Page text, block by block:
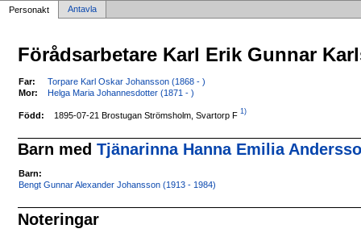
Personakt Antavla
Förådsarbetare Karl Erik Gunnar
Far:
Torpare Karl Oskar Johansson (1868 - )
Mor:
Helga Maria Johannesdotter (1871 - )
Född: 1895-07-21 Brostugan Strömsholm, Svartorp F 1)
Barn medTjänarinna Hanna Emilia
Barn:
Bengt Gunnar Alexander Johansson (1913 - 1984)
Noteringar